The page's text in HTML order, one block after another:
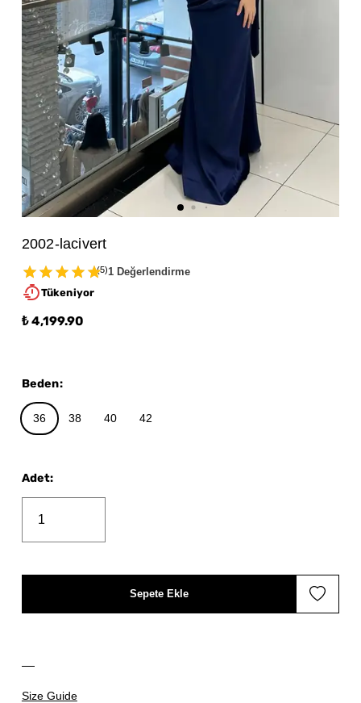
2002-lacivert
(5)1 Değerlendirme
Tükeniyor
₺ 4,199.90
Size Guide
Beden:
36 38 40 42
Adet:
Sepete Ekle